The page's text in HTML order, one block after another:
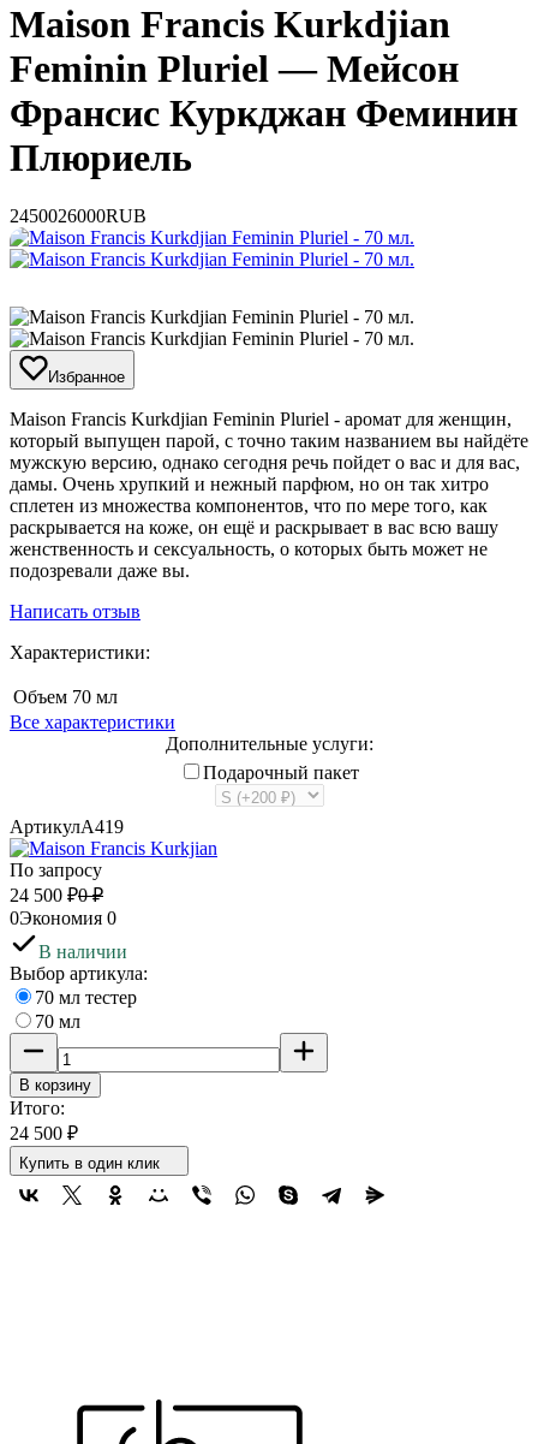
Maison Francis Kurkdjian
Feminin Pluriel — Мейсон
Франсис Куркджан Феминин
Плюриель
2450026000RUB
Избранное
Maison Francis Kurkdjian Feminin Pluriel - аромат для женщин,
который выпущен парой, с точно таким названием вы найдёте
мужскую версию, однако сегодня речь пойдет о вас и для вас,
дамы. Очень хрупкий и нежный парфюм, но он так хитро
сплетен из множества компонентов, что по мере того, как
раскрывается на коже, он ещё и раскрывает в вас всю вашу
женственность и сексуальность, о которых быть может не
подозревали даже вы.
Написать отзыв
Характеристики:
Объем 70 мл
Все характеристики
Дополнительные услуги:
Подарочный пакет
АртикулA419
По запросу
24 500 ₽0 ₽
0Экономия 0
В наличии
Выбор артикула:
70 мл тестер
70 мл
В корзину
Итого:
24 500 ₽
Купить в один клик